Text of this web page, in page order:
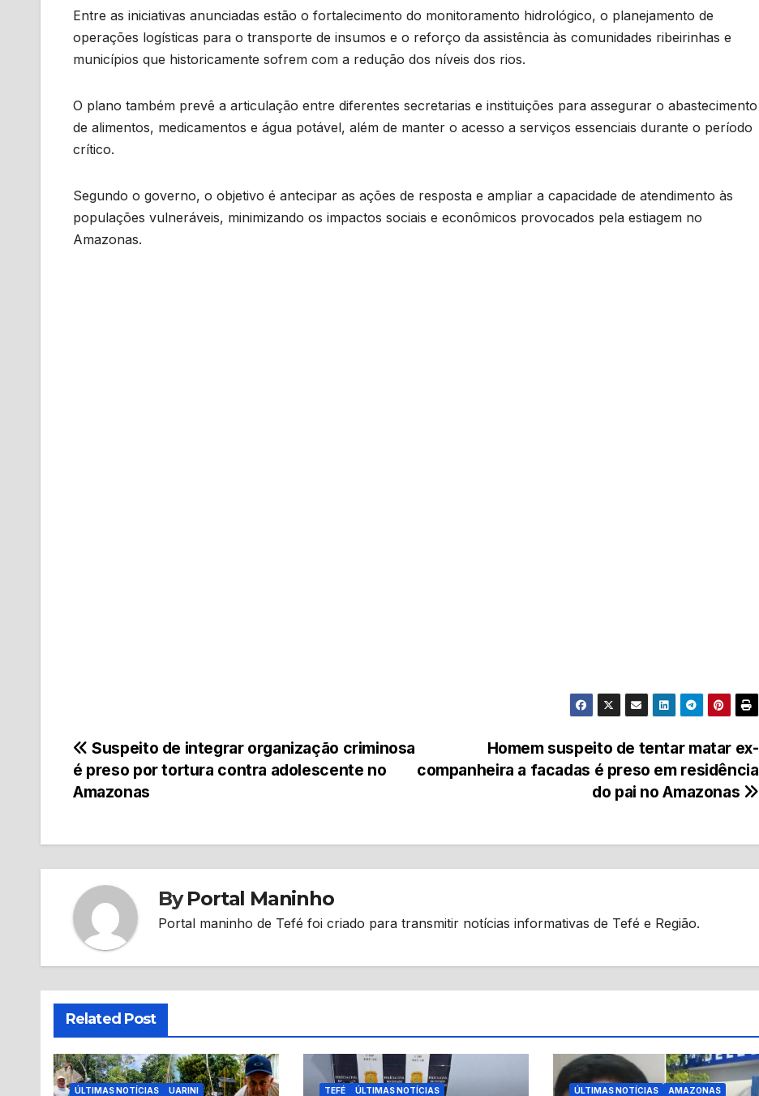
Entre as iniciativas anunciadas estão o fortalecimento do monitoramento hidrológico, o planejamento de
operações logísticas para o transporte de insumos e o reforço da assistência às comunidades ribeirinhas e
municípios que historicamente sofrem com a redução dos níveis dos rios.
O plano também prevê a articulação entre diferentes secretarias e instituições para assegurar o abastecimento
de alimentos, medicamentos e água potável, além de manter o acesso a serviços essenciais durante o período
crítico.
Segundo o governo, o objetivo é antecipar as ações de resposta e ampliar a capacidade de atendimento às
populações vulneráveis, minimizando os impactos sociais e econômicos provocados pela estiagem no
Amazonas.
Navegação
de
Homem suspeito de tentar matar ex-
companheira a facadas é preso em residência
do pai no Amazonas
Suspeito de integrar organização criminosa
é preso por tortura contra adolescente no
Amazonas
ByPortal Maninho
Portal maninho de Tefé foi criado para transmitir notícias informativas de Tefé e Região.
Related Post
ÚLTIMAS NOTÍCIAS UARINI TEFÉ ÚLTIMAS NOTÍCIAS ÚLTIMAS NOTÍCIAS AMAZONAS